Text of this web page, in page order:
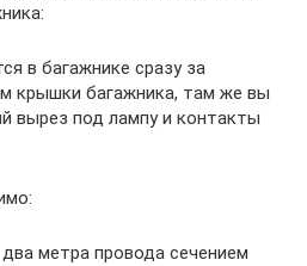
в багажнике сразу за
крышки багажника, там же вы
вырез под лампу и контакты
метра провода сечением